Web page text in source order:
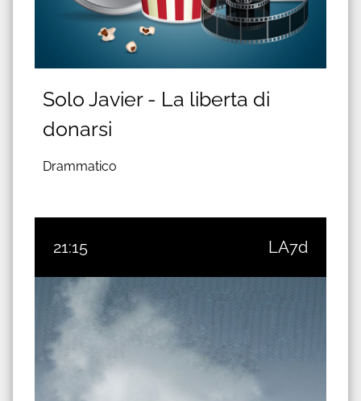
Solo Javier - La liberta di
donarsi
Drammatico
21:15 LA7d